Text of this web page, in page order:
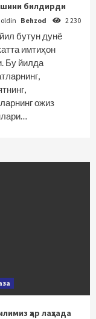
билдирди
oldin Behzod 2 230
бутун дунё
имтиҳон
Бу йилда
ожиз
ҳар лаҳзада